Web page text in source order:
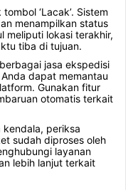
‘Lacak’. Sistem
menampilkan status
meliputi lokasi terakhir,
tiba di tujuan.
jasa ekspedisi
dapat memantau
Gunakan fitur
otomatis terkait
periksa
sudah diproses oleh
layanan
lebih lanjut terkait